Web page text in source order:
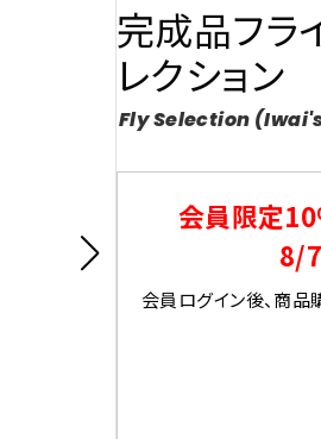
完成品フラ
レクション
Fly Selection
会員限定10
8/
会員ログイン後、商品